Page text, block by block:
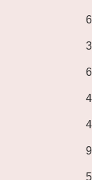
6
3
6
4
4
9
5